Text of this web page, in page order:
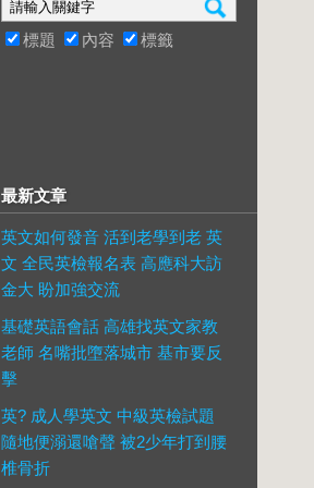
標題 內容 標籤
最新文章
英文如何發音 活到老學到老 英
文 全民英檢報名表 高應科大訪
金大 盼加強交流
基礎英語會話 高雄找英文家教
老師 名嘴批墮落城市 基市要反
擊
英? 成人學英文 中級英檢試題
隨地便溺還嗆聲 被2少年打到腰
椎骨折